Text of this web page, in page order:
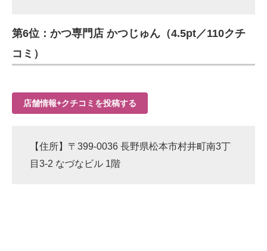
第6位：かつ専門店 かつじゅん（4.5pt／110クチ
コミ）
店舗情報+クチコミを投稿する
【住所】〒399-0036 長野県松本市村井町南3丁
目3-2 なづなビル 1階